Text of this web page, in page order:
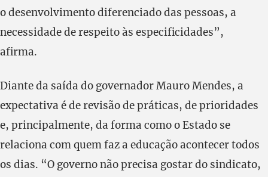
o desenvolvimento diferenciado das pessoas, a
necessidade de respeito às especificidades”,
afirma.
Diante da saída do governador Mauro Mendes, a
expectativa é de revisão de práticas, de prioridades
e, principalmente, da forma como o Estado se
relaciona com quem faz a educação acontecer todos
os dias. “O governo não precisa gostar do sindicato,